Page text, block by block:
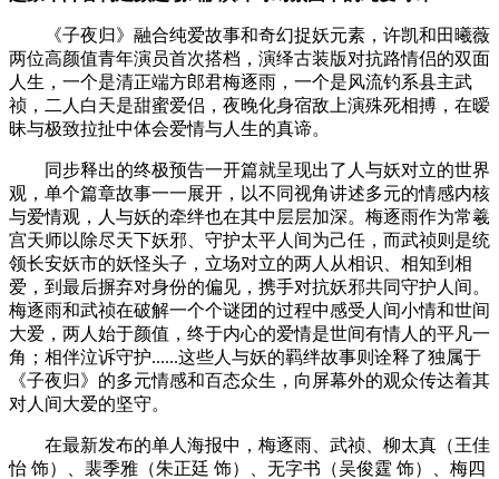
《子夜归》融合纯爱故事和奇幻捉妖元素，许凯和田曦薇
两位高颜值青年演员首次搭档，演绎古装版对抗路情侣的双面
人生，一个是清正端方郎君梅逐雨，一个是风流钓系县主武
祯，二人白天是甜蜜爱侣，夜晚化身宿敌上演殊死相搏，在暧
昧与极致拉扯中体会爱情与人生的真谛。
同步释出的终极预告一开篇就呈现出了人与妖对立的世界
观，单个篇章故事一一展开，以不同视角讲述多元的情感内核
与爱情观，人与妖的牵绊也在其中层层加深。梅逐雨作为常羲
宫天师以除尽天下妖邪、守护太平人间为己任，而武祯则是统
领长安妖市的妖怪头子，立场对立的两人从相识、相知到相
爱，到最后摒弃对身份的偏见，携手对抗妖邪共同守护人间。
梅逐雨和武祯在破解一个个谜团的过程中感受人间小情和世间
大爱，两人始于颜值，终于内心的爱情是世间有情人的平凡一
角；相伴泣诉守护......这些人与妖的羁绊故事则诠释了独属于
《子夜归》的多元情感和百态众生，向屏幕外的观众传达着其
对人间大爱的坚守。
在最新发布的单人海报中，梅逐雨、武祯、柳太真（王佳
怡 饰）、裴季雅（朱正廷 饰）、无字书（吴俊霆 饰）、梅四